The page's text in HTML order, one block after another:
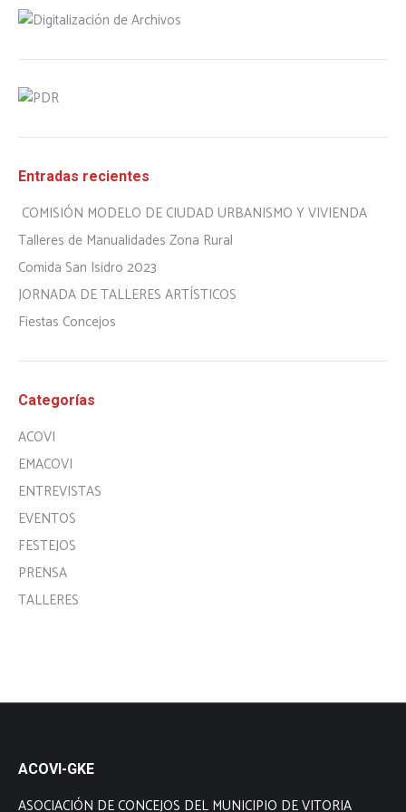
Entradas recientes
COMISIÓN MODELO DE CIUDAD URBANISMO Y VIVIENDA
Talleres de Manualidades Zona Rural
Comida San Isidro 2023
JORNADA DE TALLERES ARTÍSTICOS
Fiestas Concejos
Categorías
ACOVI
EMACOVI
ENTREVISTAS
EVENTOS
FESTEJOS
PRENSA
TALLERES
ACOVI-GKE
ASOCIACIÓN DE CONCEJOS DEL MUNICIPIO DE VITORIA